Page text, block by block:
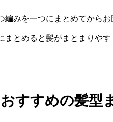
みを一つにまとめてから
とめると髪がまとまりやす
すすめの髪型